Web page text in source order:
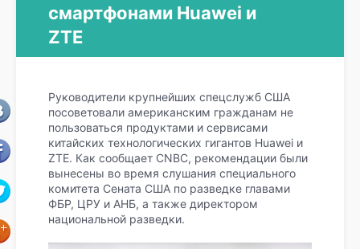
смартфонами Huawei и
ZTE
Руководители крупнейших спецслужб США
посоветовали американским гражданам не
пользоваться продуктами и сервисами
китайских технологических гигантов Huawei и
ZTE. Как сообщает CNBC, рекомендации были
вынесены во время слушания специального
комитета Сената США по разведке главами
ФБР, ЦРУ и АНБ, а также директором
национальной разведки.